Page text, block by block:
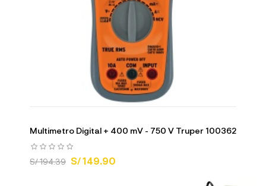
Multimetro Digital + 400 mV - 750 V Truper 100362
S/ 194.39 S/ 149.90